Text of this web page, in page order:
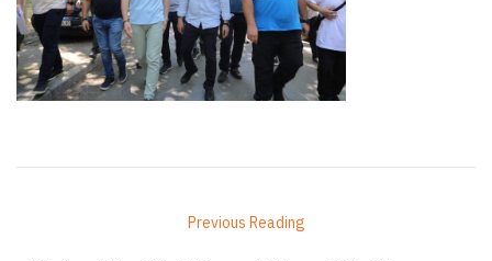
Previous Reading